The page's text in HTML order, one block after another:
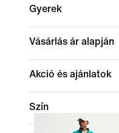
Gyerek
Vásárlás ár alapján
Akció és ajánlatok
Szín